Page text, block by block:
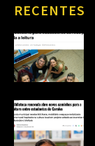
RECENTES